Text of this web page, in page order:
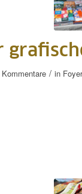
/ in Foyer